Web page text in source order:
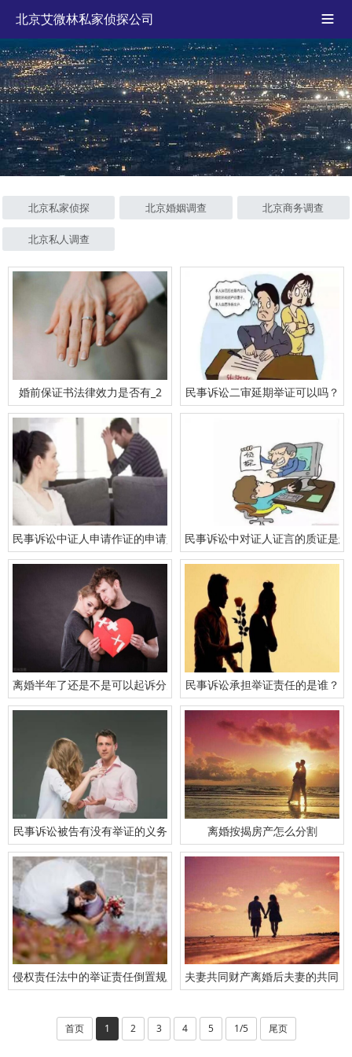
北京艾微林私家侦探公司 
北京私家侦探 北京婚姻调查 北京商务调查
北京私人调查
婚前保证书法律效力是否有_2 民事诉讼二审延期举证可以吗？
民事诉讼中证人申请作证的申请人写谁民事诉讼中对证人证言的质证是
离婚半年了还是不是可以起诉分财产民事诉讼承担举证责任的是谁？
民事诉讼被告有没有举证的义务 离婚按揭房产怎么分割
侵权责任法中的举证责任倒置规则适用于哪些情形？
夫妻共同财产离婚后夫妻的共同
首页 1 2 3 4 5 1/5 尾页